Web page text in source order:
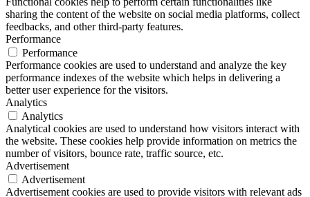
sharing the content of the website on social media platforms, collect
feedbacks, and other third-party features.
Performance
Performance
Performance cookies are used to understand and analyze the key
performance indexes of the website which helps in delivering a
better user experience for the visitors.
Analytics
Analytics
Analytical cookies are used to understand how visitors interact with
the website. These cookies help provide information on metrics the
number of visitors, bounce rate, traffic source, etc.
Advertisement
Advertisement
Advertisement cookies are used to provide visitors with relevant ads